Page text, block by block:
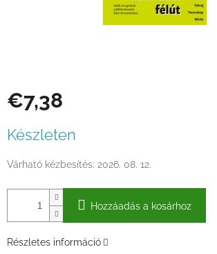
€7,38
Készleten
Várható kézbesítés: 2026. 08. 12.
Hozzáadás a kosárhoz
Részletes információ